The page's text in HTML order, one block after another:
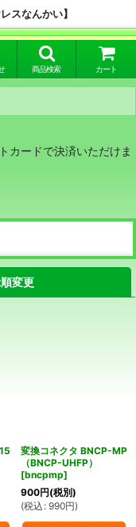
スなんかい】
商品検索 カート
カードで決済いただけま
変更
変換コネクタ BNCP-MP
（BNCP-UHFP）
[bncpmp]
900円(税別)
(税込 : 990円)